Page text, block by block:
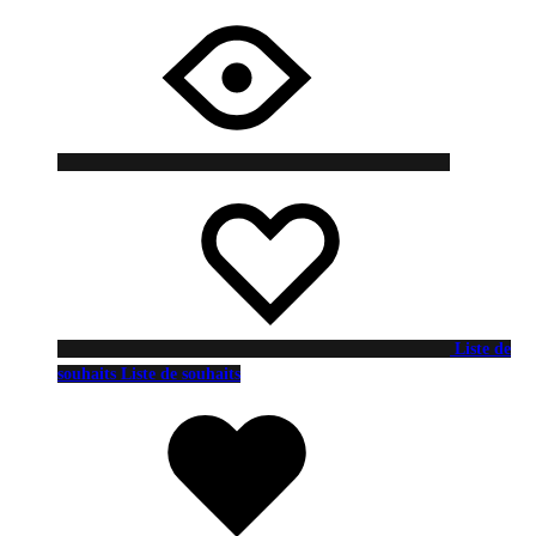
Liste de
souhaits Liste de souhaits